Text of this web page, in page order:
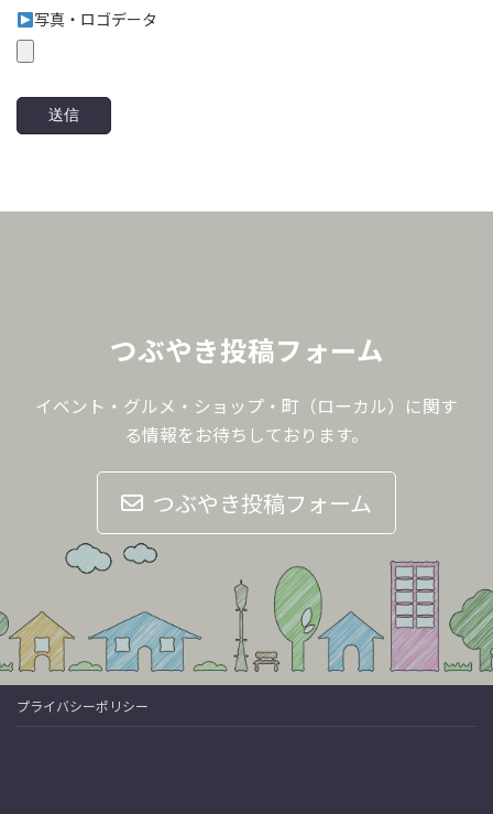
写真・ロゴデータ
つぶやき投稿フォーム
イベント・グルメ・ショップ・町（ローカル）に関す
る情報をお待ちしております。
つぶやき投稿フォーム
プライバシーポリシー